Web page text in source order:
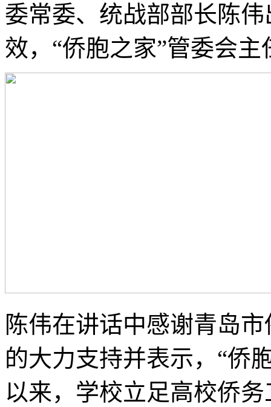
委常委、统战部部长陈
效，“侨胞之家”管委会
陈伟在讲话中感谢青岛
的大力支持并表示，“侨
以来，学校立足高校侨